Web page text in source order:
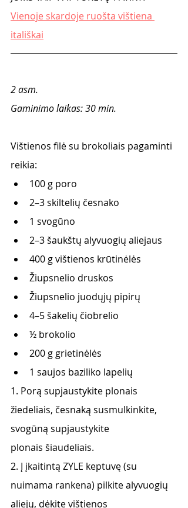
Vienoje skardoje ruošta vištiena
itališkai
2 asm.
Gaminimo laikas: 30 min.
Vištienos filė su brokoliais pagaminti
reikia:
100 g poro
2–3 skiltelių česnako
1 svogūno
2–3 šaukštų alyvuogių aliejaus
400 g vištienos krūtinėlės
Žiupsnelio druskos
Žiupsnelio juodųjų pipirų
4–5 šakelių čiobrelio
½ brokolio
200 g grietinėlės
1 saujos baziliko lapelių
1. Porą supjaustykite plonais
žiedeliais, česnaką susmulkinkite,
svogūną supjaustykite
plonais šiaudeliais.
2. Į įkaitintą ZYLE keptuvę (su
nuimama rankena) pilkite alyvuogių
aliejų, dėkite vištienos